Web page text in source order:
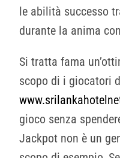
le abilità successo
durante la anima
Si tratta fama
scopo di i giocatori
gioco senza
Jackpot non è un